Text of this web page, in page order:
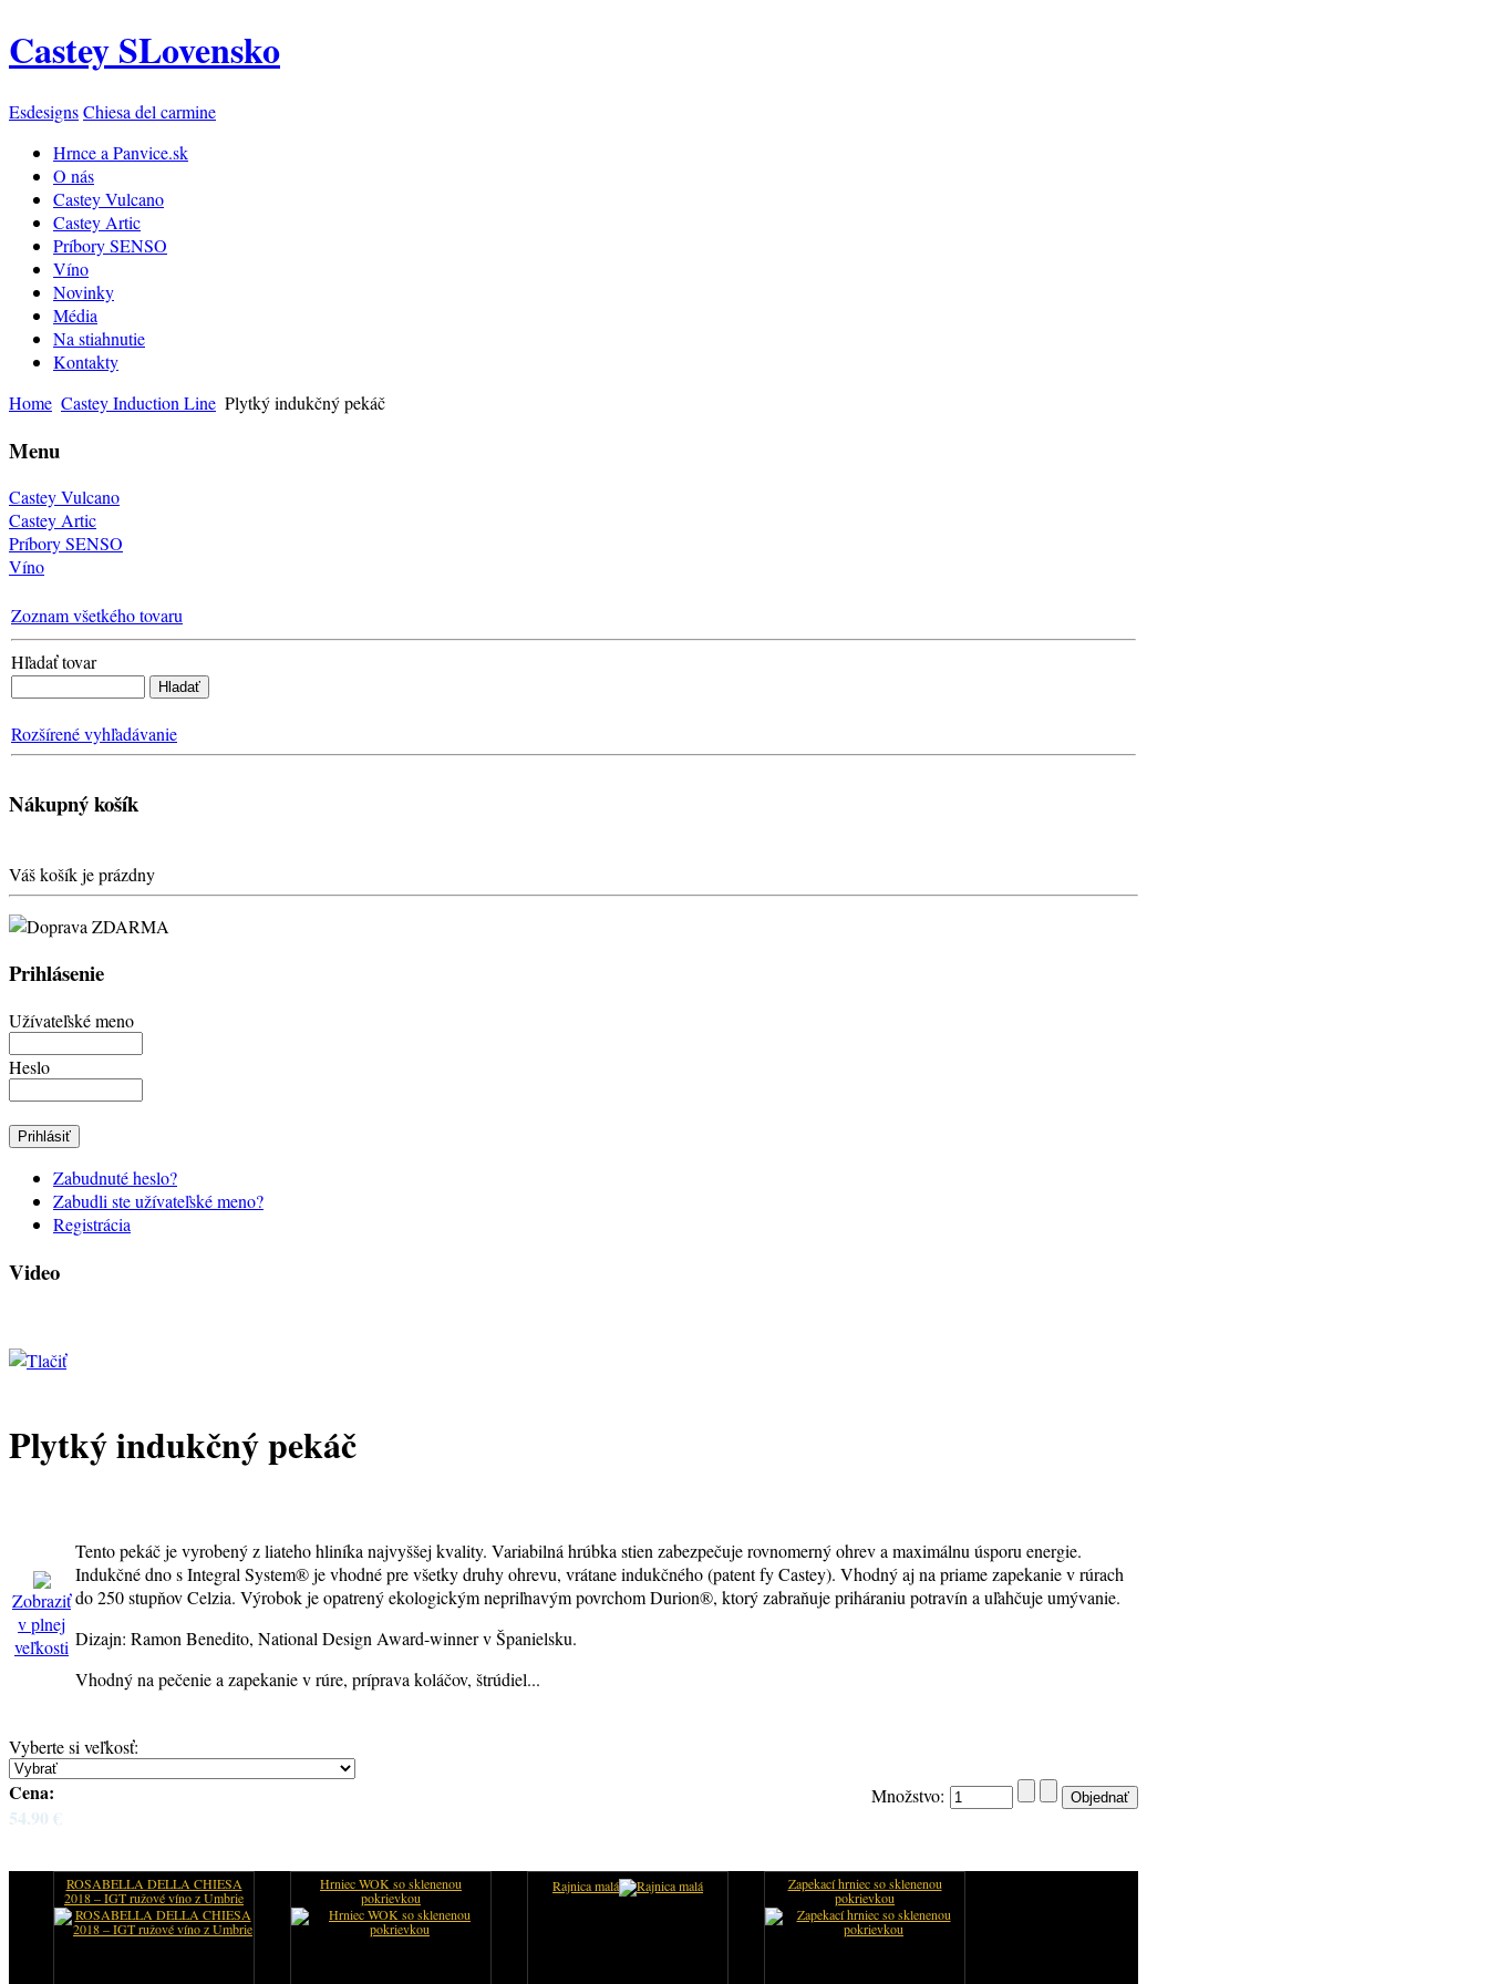
Castey SLovensko
EsdesignsChiesa del carmine
Hrnce a Panvice.sk
O nás
Castey Vulcano
Castey Artic
Príbory SENSO
Víno
Novinky
Média
Na stiahnutie
Kontakty
Home Castey Induction Line Plytký indukčný pekáč
Menu
Castey Vulcano
Castey Artic
Príbory SENSO
Víno
Zoznam všetkého tovaru
Hľadať tovar
Rozšírené vyhľadávanie
Nákupný košík
Váš košík je prázdny
Prihlásenie
Užívateľské meno
Heslo
Zabudnuté heslo?
Zabudli ste užívateľské meno?
Registrácia
Video
Plytký indukčný pekáč
Zobraziť
v plnej
veľkosti
Tento pekáč je vyrobený z liateho hliníka najvyššej kvality. Variabilná hrúbka stien zabezpečuje rovnomerný ohrev a maximálnu úsporu energie.
Indukčné dno s Integral System® je vhodné pre všetky druhy ohrevu, vrátane indukčného (patent fy Castey). Vhodný aj na priame zapekanie v rúrach
do 250 stupňov Celzia. Výrobok je opatrený ekologickým nepriľnavým povrchom Durion®, ktorý zabraňuje priháraniu potravín a uľahčuje umývanie.
Dizajn: Ramon Benedito, National Design Award-winner v Španielsku.
Vhodný na pečenie a zapekanie v rúre, príprava koláčov, štrúdiel...
Vyberte si veľkosť:
Množstvo:
Cena:
54.90 €
ROSABELLA DELLA CHIESA
2018 – IGT ružové víno z Umbrie
Hrniec WOK so sklenenou
pokrievkou
Rajnica malá
Zapekací hrniec so sklenenou
pokrievkou